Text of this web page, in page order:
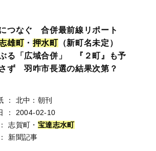
つなぐ 合併最前線リポート
雄町・ 押水町（新町名未定）
る「広域合併」 『２町』も予
ず 羽咋市長選の結果次第？
：
北中：朝刊
：
2004-02-10
： 志賀町・ 宝達志水町
： 新聞記事